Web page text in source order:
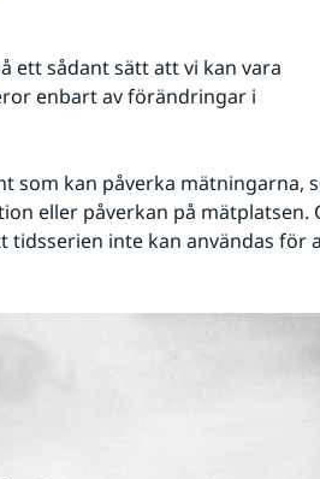
ett sådant sätt att vi kan vara
enbart av förändringar i
som kan påverka mätningarna,
eller påverkan på mätplatsen.
inte kan användas för